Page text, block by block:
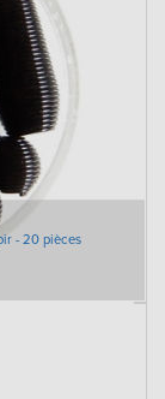
- 20 pièces